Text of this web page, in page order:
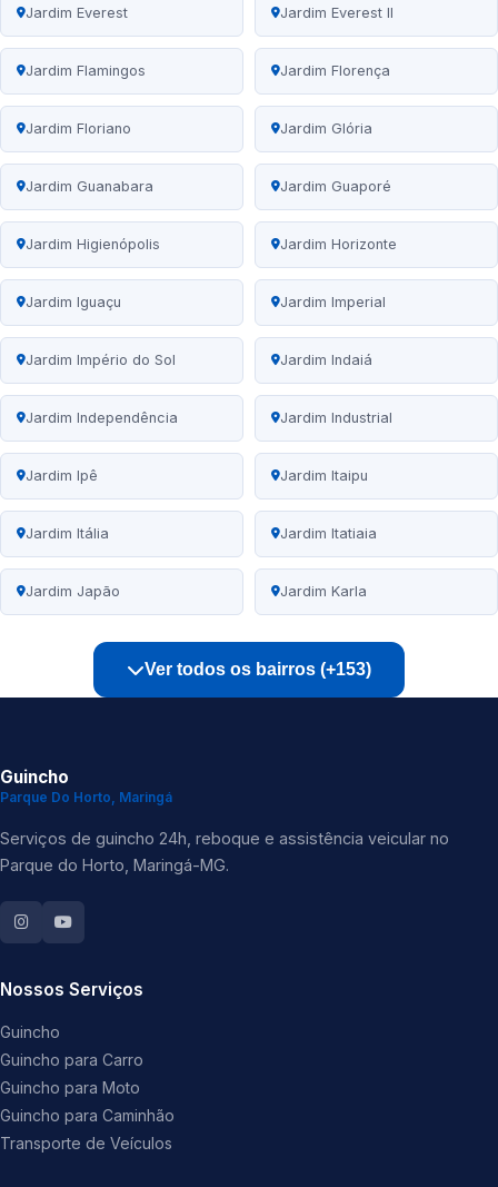
Jardim Everest Jardim Everest II
Jardim Flamingos Jardim Florença
Jardim Floriano Jardim Glória
Jardim Guanabara Jardim Guaporé
Jardim Higienópolis Jardim Horizonte
Jardim Iguaçu Jardim Imperial
Jardim Império do Sol Jardim Indaiá
Jardim Independência Jardim Industrial
Jardim Ipê Jardim Itaipu
Jardim Itália Jardim Itatiaia
Jardim Japão Jardim Karla
Ver todos os bairros (+153)
Guincho
Parque Do Horto, Maringá
Serviços de guincho 24h, reboque e assistência veicular no
Parque do Horto, Maringá-MG.
Nossos Serviços
Guincho
Guincho para Carro
Guincho para Moto
Guincho para Caminhão
Transporte de Veículos